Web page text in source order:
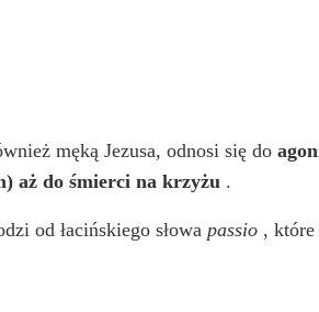
męką Jezusa, odnosi się do
aż do śmierci na krzyżu .
od łacińskiego słowa passio ,